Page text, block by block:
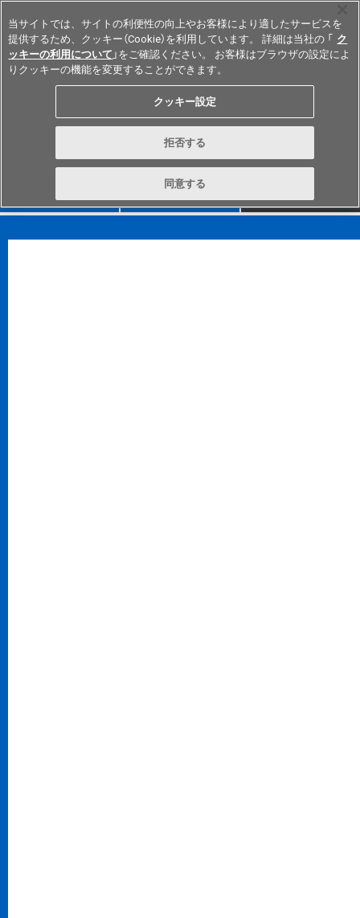
Japan
CADのデータ使用について
当サイトでは、サイトの利便性の向上やお客様により適したサービスを
提供するため、クッキー（Cookie）を利用しています。 詳細は当社の 「 ク
ッキーの利用について 」をご確認ください。 お客様はブラウザの設定によ
りクッキーの機能を変更することができます。
クッキー設定
拒否する
同意する